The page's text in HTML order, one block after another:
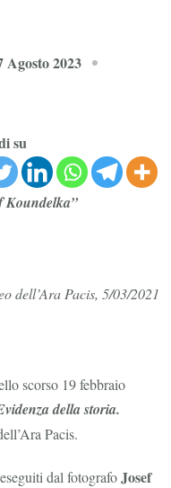
Agosto 2023
su
Koundelka”
dell’Ara Pacis, 5/03/2021
scorso 19 febbraio
della storia.
Pacis.
dal fotografoJosef